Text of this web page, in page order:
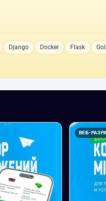
Django Docker Flask
ВЕБ-